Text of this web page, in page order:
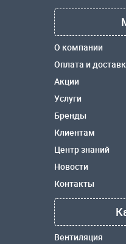
О компании
Оплата и
Акции
Услуги
Бренды
Клиентам
Центр знаний
Новости
Контакты
Вентиляция